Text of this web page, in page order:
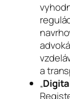
a
„